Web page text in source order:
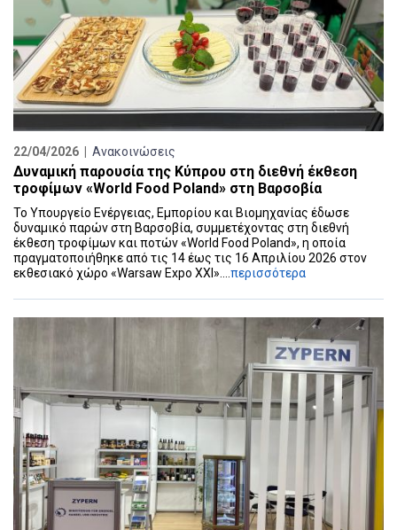
22/04/2026 | Ανακοινώσεις
Δυναμική παρουσία της Κύπρου στη διεθνή έκθεση
τροφίμων «World Food Poland» στη Βαρσοβία
Το Υπουργείο Ενέργειας, Εμπορίου και Βιομηχανίας έδωσε
δυναμικό παρών στη Βαρσοβία, συμμετέχοντας στη διεθνή
έκθεση τροφίμων και ποτών «World Food Poland», η οποία
πραγματοποιήθηκε από τις 14 έως τις 16 Απριλίου 2026 στον
εκθεσιακό χώρο «Warsaw Expo XXI».... περισσότερα